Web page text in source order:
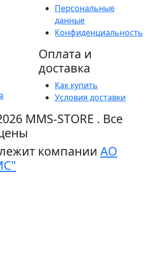
Персональные
данные
Конфиденциальность
Оплата и
доставка
Как купить
Условия доставки
MMS-STORE . Все
компании АО